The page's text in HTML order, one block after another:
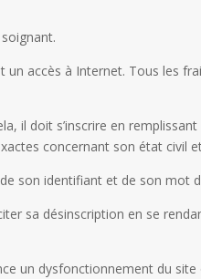
accès à Internet. Tous les
il doit s’inscrire en
concernant son état
son identifiant et de son
sa désinscription en se
un dysfonctionnement du